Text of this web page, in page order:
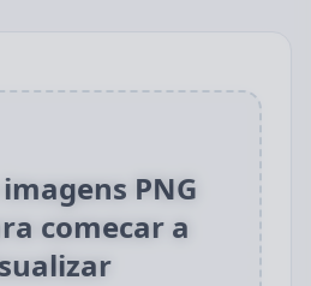
PNG
comecar a